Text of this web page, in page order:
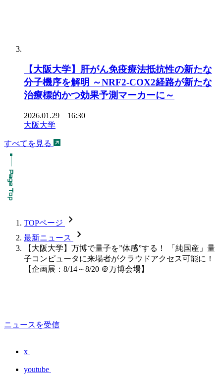
【大阪大学】肝がん免疫療法抵抗性の新たな
分子機序を解明 ～NRF2-COX2経路が新たな
治療標的かつ効果予測マーカーに～
2026.01.29 16:30
大阪大学
すべてを見る
TOPページ chevron_forward
最新ニュース chevron_forward
【大阪大学】万博で量子を”体感”する！ 「純国産」量
子コンピュータに来場者がクラウドアクセス可能に！
【企画展：8/14～8/20 ＠万博会場】
ニュースを受信
x
youtube